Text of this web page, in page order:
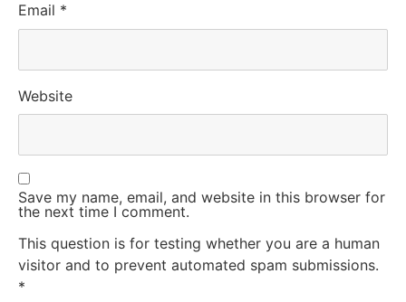
Email *
Website
Save my name, email, and website in this browser for
the next time I comment.
This question is for testing whether you are a human
visitor and to prevent automated spam submissions.
*